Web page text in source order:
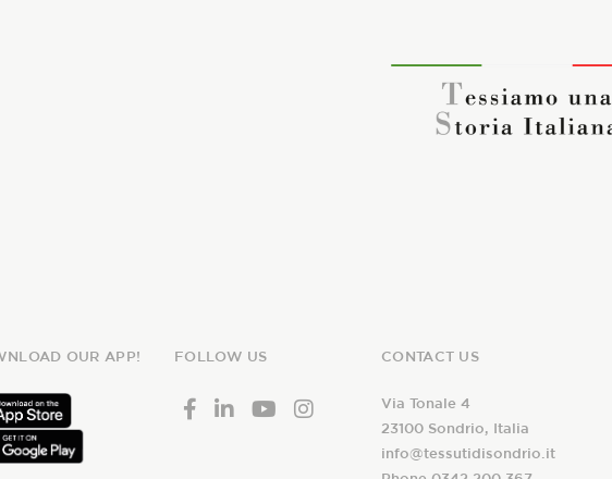
OUR APP! FOLLOW US CONTACT US
Via Tonale 4
23100 Sondrio, Italia
info@tessutidisondrio.it